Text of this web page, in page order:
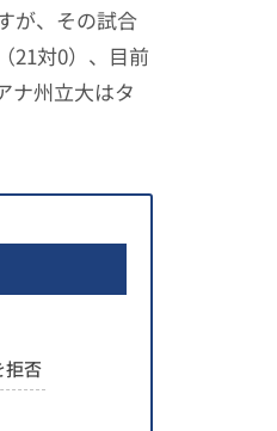
が、その試合
21対0）、目前
ナ州立大はタ
拒否